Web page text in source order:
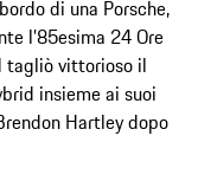
di una Porsche,
l’85esima 24 Ore
tagliò vittorioso il
insieme ai suoi
Hartley dopo